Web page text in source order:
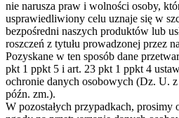
nie narusza praw i wolności osoby,
usprawiedliwiony celu uznaje się w
bezpośredni naszych produktów lub
roszczeń z tytułu prowadzonej przez
Pozyskane w ten sposób dane
pkt 1 ppkt 5 i art. 23 pkt 1 ppkt 4
ochronie danych osobowych (Dz. U.
późn. zm.).
W pozostałych przypadkach,